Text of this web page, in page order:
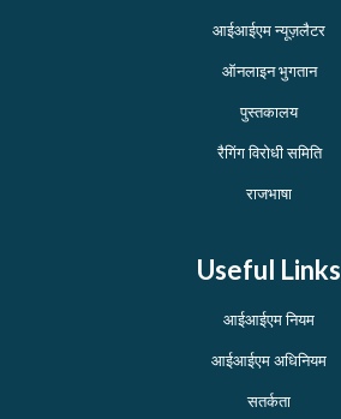
आईआईएम न्यूज़लैटर
ऑनलाइन भुगतान
पुस्तकालय
रैगिंग विरोधी समिति
राजभाषा
Useful Links
आईआईएम नियम
आईआईएम अधिनियम
सतर्कता